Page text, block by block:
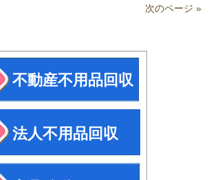
次のページ »
不動産不用品回収
法人不用品回収